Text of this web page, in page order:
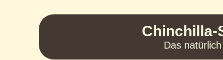
Chinchilla-
Das